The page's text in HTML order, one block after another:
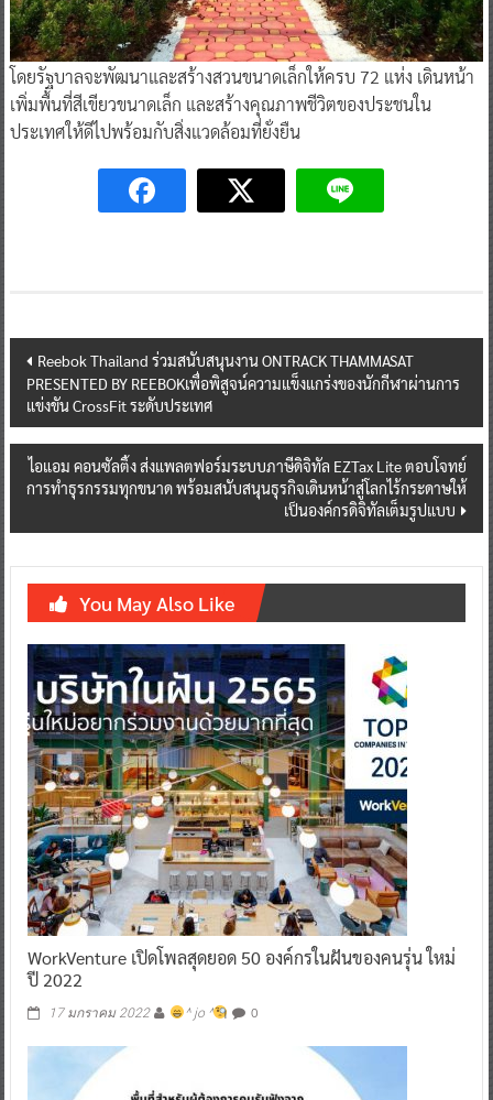
โดยรัฐบาลจะพัฒนาและสร้างสวนขนาดเล็กให้ครบ 72 แห่ง เดินหน้า
เพิ่มพื้นที่สีเขียวขนาดเล็ก และสร้างคุณภาพชีวิตของประชนใน
ประเทศให้ดีไปพร้อมกับสิ่งแวดล้อมที่ยั่งยืน
Post
navigation
Reebok Thailand ร่วมสนับสนุนงาน ONTRACK THAMMASAT
PRESENTED BY REEBOKเพื่อพิสูจน์ความแข็งแกร่งของนักกีฬาผ่านการ
แข่งขัน CrossFit ระดับประเทศ
ไอแอม คอนซัลติ้ง ส่งแพลตฟอร์มระบบภาษีดิจิทัล EZTax Lite ตอบโจทย์
การทำธุรกรรมทุกขนาด พร้อมสนับสนุนธุรกิจเดินหน้าสู่โลกไร้กระดาษให้
เป็นองค์กรดิจิทัลเต็มรูปแบบ
You May Also Like
WorkVenture เปิดโพลสุดยอด 50 องค์กรในฝันของคนรุ่น ใหม่
ปี 2022
17 มกราคม 2022 ^ jo ^ 0